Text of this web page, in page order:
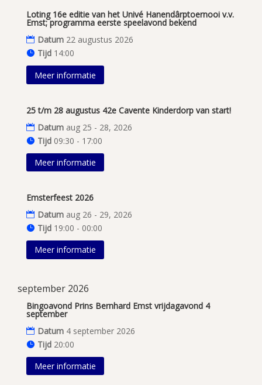
Loting 16e editie van het Univé Hanendârptoernooi v.v.
Emst; programma eerste speelavond bekend
Datum 22 augustus 2026
Tijd 14:00
Meer informatie
25 t/m 28 augustus 42e Cavente Kinderdorp van start!
Datum aug 25 - 28, 2026
Tijd 09:30 - 17:00
Meer informatie
Emsterfeest 2026
Datum aug 26 - 29, 2026
Tijd 19:00 - 00:00
Meer informatie
september 2026
Bingoavond Prins Bernhard Emst vrijdagavond 4
september
Datum 4 september 2026
Tijd 20:00
Meer informatie